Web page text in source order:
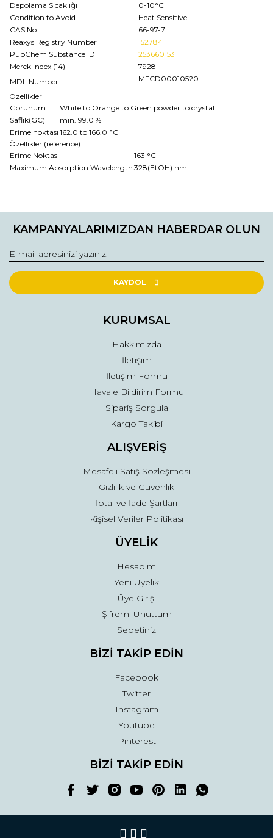
Depolama Sıcaklığı
0-10°C
Condition to Avoid
Heat Sensitive
CAS No
66-97-7
Reaxys Registry Number
152784
PubChem Substance ID
253660153
Merck Index (14)
7928
MDL Number
MFCD00010520
Özellikler
Görünüm
White to Orange to Green powder to crystal
Saflık(GC)
min. 99.0 %
Erime noktası 162.0 to 166.0 °C
Özellikler (reference)
Erime Noktası
163 °C
Maximum Absorption Wavelength 328(EtOH) nm
konularda yetersiz gördüğünüz noktaları öneri formunu
Görüş ve önerileriniz için teşekkür ederiz.
Ürün resmi kalitesiz, bozuk veya görüntülenemiyor.
Ürün açıklamasında eksik bilgiler bulunuyor.
Ürün fiyatı diğer sitelerden daha pahalı.
Gönder
KAMPANYALARIMIZDAN HABERDAR OLUN
KAYDOL
KURUMSAL
Hakkımızda
İletişim
İletişim Formu
Havale Bildirim Formu
Sipariş Sorgula
Kargo Takibi
ALIŞVERİŞ
Mesafeli Satış Sözleşmesi
Gizlilik ve Güvenlik
İptal ve İade Şartları
Kişisel Veriler Politikası
ÜYELİK
Hesabım
Yeni Üyelik
Üye Girişi
Şifremi Unuttum
Sepetiniz
BİZİ TAKİP EDİN
Facebook
Twitter
Instagram
Youtube
Pinterest
BİZİ TAKİP EDİN